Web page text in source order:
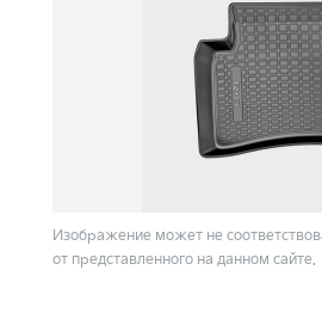
Изображение может не
от представленного на данном сайте.